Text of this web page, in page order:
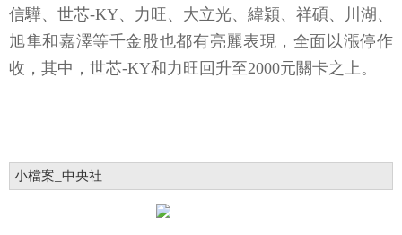
信驊、世芯-KY、力旺、大立光、緯穎、祥碩、川湖、
旭隼和嘉澤等千金股也都有亮麗表現，全面以漲停作
收，其中，世芯-KY和力旺回升至2000元關卡之上。
小檔案_中央社